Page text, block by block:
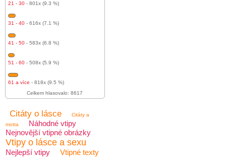
21 - 30 - 801x (9.3 %)
31 - 40 - 616x (7.1 %)
41 - 50 - 583x (6.8 %)
51 - 60 - 508x (5.9 %)
61 a více - 818x (9.5 %)
Celkem hlasovalo: 8617
Citáty o lásce
Citáty a
motta
Náhodné vtipy
Nejnovější vtipné obrázky
Vtipy o lásce a sexu
Nejlepší vtipy Vtipné texty